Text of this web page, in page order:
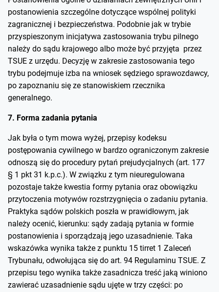
postanowienia szczególne dotyczące wspólnej polityki
zagranicznej i bezpieczeństwa. Podobnie jak w trybie
przyspieszonym inicjatywa zastosowania trybu pilnego
należy do sądu krajowego albo może być przyjęta przez
TSUE z urzędu. Decyzję w zakresie zastosowania tego
trybu podejmuje izba na wniosek sędziego sprawozdawcy,
po zapoznaniu się ze stanowiskiem rzecznika
generalnego.
7. Forma zadania pytania
Jak była o tym mowa wyżej, przepisy kodeksu
postępowania cywilnego w bardzo ograniczonym zakresie
odnoszą się do procedury pytań prejudycjalnych (art. 177
§ 1 pkt 31 k.p.c.). W związku z tym nieuregulowana
pozostaje także kwestia formy pytania oraz obowiązku
przytoczenia motywów rozstrzygnięcia o zadaniu pytania.
Praktyka sądów polskich poszła w prawidłowym, jak
należy ocenić, kierunku: sądy zadają pytania w formie
postanowienia i sporządzają jego uzasadnienie. Taka
wskazówka wynika także z punktu 15 tirret 1 Zaleceń
Trybunału, odwołująca się do art. 94 Regulaminu TSUE. Z
przepisu tego wynika także zasadnicza treść jaką winiono
zawierać uzasadnienie sądu ujęte w trzy części: po